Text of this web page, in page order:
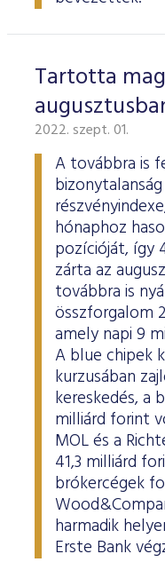
Tartotta
2022. szept. 01.
A továbbra is
hónaphoz
pozícióját, így
zárta az
továbbra is
összforgalom
amely napi 9
A blue chipek
kurzusában
kereskedés, a
milliárd forint
MOL és a
41,3 milliárd
brókercégek
harmadik
Erste Bank